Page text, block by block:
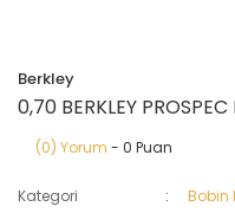
Berkley
0,70 BERKLEY
(0) Yorum - 0 Puan
Kategori
Bobin